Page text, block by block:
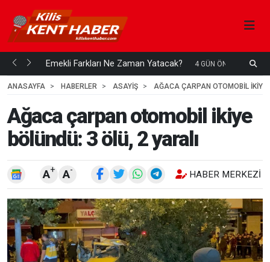
mi... Emekli Farkları Ne Zaman Yatacak? 4 GÜN ÖNCE
ANASAYFA
HABERLER ASAYİŞ AĞACA ÇARPAN OTOMOBIL IKIYE
Ağaca çarpan otomobil ikiye
bölündü: 3 ölü, 2 yaralı
A+ A- HABER MERKEZI